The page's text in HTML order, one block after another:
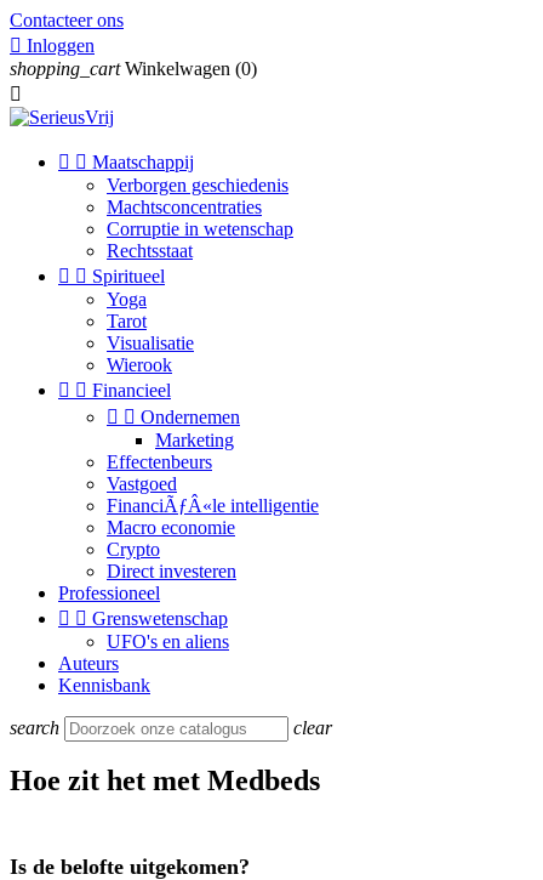
Contacteer ons
 Inloggen
shopping_cart Winkelwagen (0)

  Maatschappij
Verborgen geschiedenis
Machtsconcentraties
Corruptie in wetenschap
Rechtsstaat
  Spiritueel
Yoga
Tarot
Visualisatie
Wierook
  Financieel
  Ondernemen
Marketing
Effectenbeurs
Vastgoed
FinanciÃƒÂ«le intelligentie
Macro economie
Crypto
Direct investeren
Professioneel
  Grenswetenschap
UFO's en aliens
Auteurs
Kennisbank
search clear
Hoe zit het met Medbeds
Is de belofte uitgekomen?